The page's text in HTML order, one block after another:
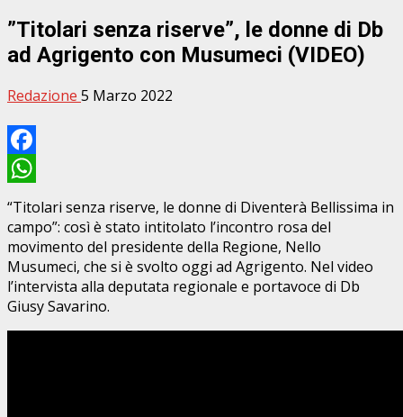
”Titolari senza riserve”, le donne di Db
ad Agrigento con Musumeci (VIDEO)
Redazione 5 Marzo 2022
Facebook
WhatsApp
“Titolari senza riserve, le donne di Diventerà Bellissima in
campo”: così è stato intitolato l’incontro rosa del
movimento del presidente della Regione, Nello
Musumeci, che si è svolto oggi ad Agrigento. Nel video
l’intervista alla deputata regionale e portavoce di Db
Giusy Savarino.